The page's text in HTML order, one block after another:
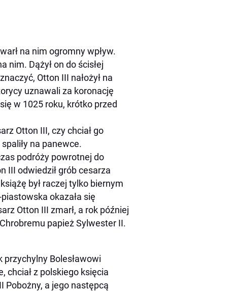
na nim ogromny wpływ.
nim. Dążył on do ścisłej
Otton III nałożył na
uznawali za koronację
w 1025 roku, krótko przed
Otton III, czy chciał go
na panewce.
podróży powrotnej do
III odwiedził grób cesarza
był raczej tylko biernym
okazała się
Otton III zmarł, a rok później
papież Sylwester II.
przychylny Bolesławowi
chciał z polskiego księcia
Pobożny, a jego następcą